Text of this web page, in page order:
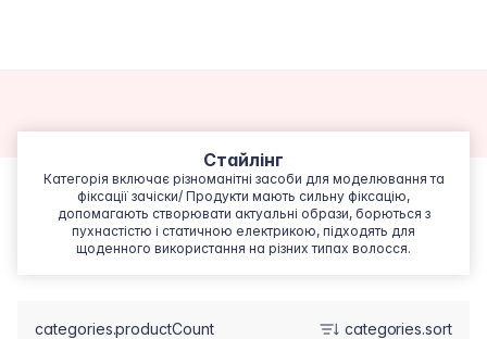
Стайлінг
Категорія включає різноманітні засоби для моделювання та
фіксації зачіски/ Продукти мають сильну фіксацію,
допомагають створювати актуальні образи, борються з
пухнастістю і статичною електрикою, підходять для
щоденного використання на різних типах волосся.
categories.productCount categories.sort